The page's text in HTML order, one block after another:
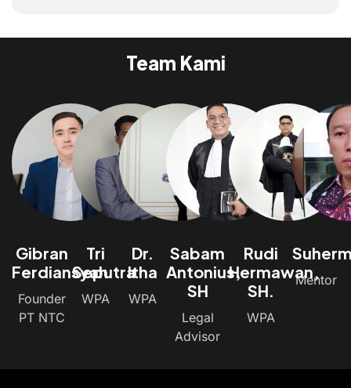
Team Kami
Gibran
Ferdiansyah
Founder
PT NTC
Tri
Seputra
WPA
Dr.
Itha
WPA
Sabam
Antonius,
SH
Legal
Advisor
Rudi
Hermawan,
SH.
WPA
Mentor